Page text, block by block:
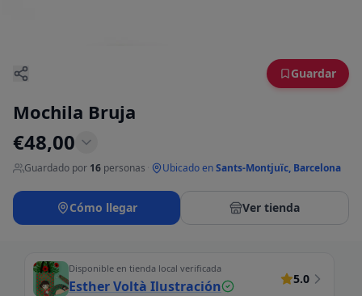
Guardar
Mochila Bruja
€48,00
Guardado por 16 personas Ubicado enSants-Montjuïc, Barcelona
Cómo llegar Ver tienda
Disponible en tienda local verificada
Esther Voltà Ilustración 5.0